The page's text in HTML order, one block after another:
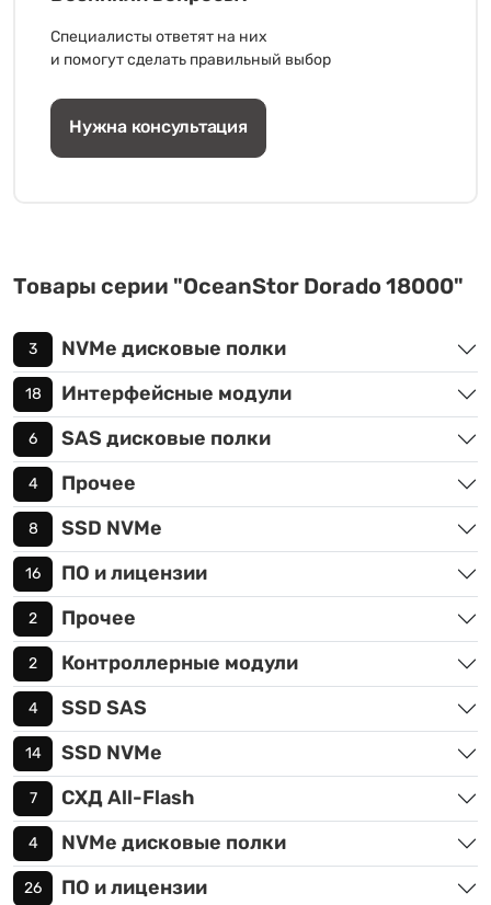
Специалисты ответят на них
и помогут сделать правильный выбор
Нужна консультация
Товары серии "OceanStor Dorado 18000"
3 NVMe дисковые полки
18 Интерфейсные модули
6 SAS дисковые полки
4 Прочее
8 SSD NVMe
16 ПО и лицензии
2 Прочее
2 Контроллерные модули
4 SSD SAS
14 SSD NVMe
7 СХД All-Flash
4 NVMe дисковые полки
26 ПО и лицензии